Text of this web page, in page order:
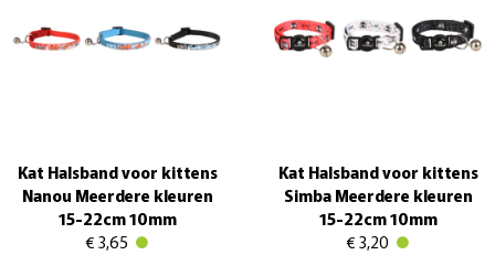
Kat Halsband voor kittens
Nanou Meerdere kleuren
15-22cm 10mm
€ 3,65
Kat Halsband voor kittens
Simba Meerdere kleuren
15-22cm 10mm
€ 3,20